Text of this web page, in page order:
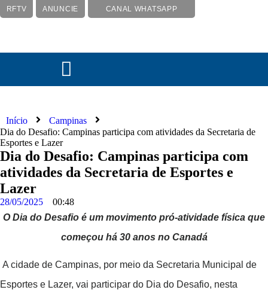
RFTV ANUNCIE CANAL WHATSAPP
Início
Campinas
Dia do Desafio: Campinas participa com atividades da Secretaria de
Esportes e Lazer
Dia do Desafio: Campinas participa com
atividades da Secretaria de Esportes e
Lazer
28/05/2025
00:48
O Dia do Desafio é um movimento pró-atividade física que
começou há 30 anos no Canadá
A cidade de Campinas, por meio da Secretaria Municipal de
Esportes e Lazer, vai participar do Dia do Desafio, nesta